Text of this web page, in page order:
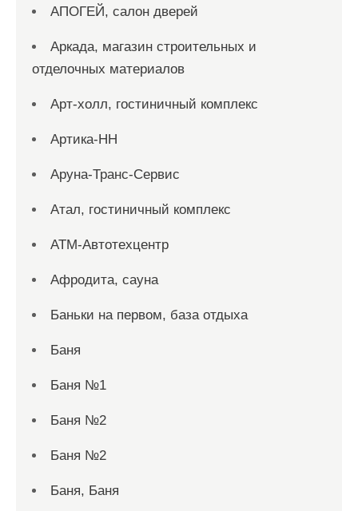
АПОГЕЙ, салон дверей
Аркада, магазин строительных и
отделочных материалов
Арт-холл, гостиничный комплекс
Артика-НН
Аруна-Транс-Сервис
Атал, гостиничный комплекс
АТМ-Автотехцентр
Афродита, сауна
Баньки на первом, база отдыха
Баня
Баня №1
Баня №2
Баня №2
Баня, Баня